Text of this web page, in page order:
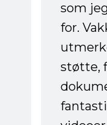
som
for.
støtte,